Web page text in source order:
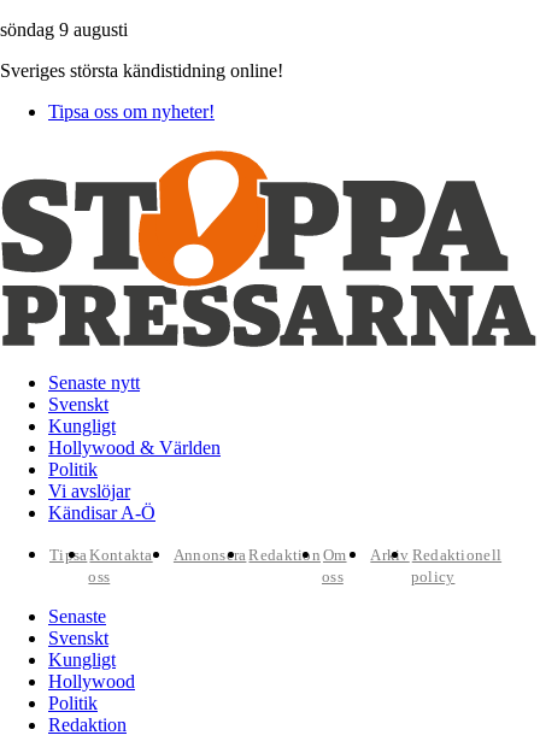
söndag 9 augusti
Sveriges största kändistidning online!
Tipsa oss om nyheter!
Senaste nytt
Svenskt
Kungligt
Hollywood & Världen
Politik
Vi avslöjar
Kändisar A-Ö
TipsaKontakta
oss
AnnonseraRedaktion Om
oss
Arkiv Redaktionell
policy
Senaste
Svenskt
Kungligt
Hollywood
Politik
Redaktion